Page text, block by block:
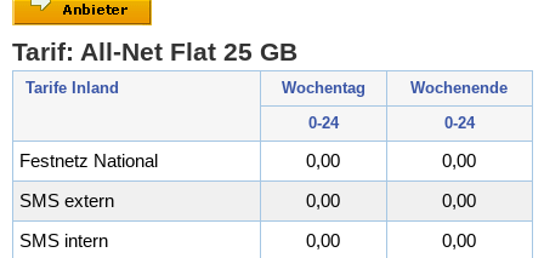
Tarif: All-Net Flat 25 GB
Tarife Inland Wochentag Wochenende
0-24 0-24
Festnetz National 0,00
0,00
SMS extern
0,00
0,00
SMS intern
0,00
0,00